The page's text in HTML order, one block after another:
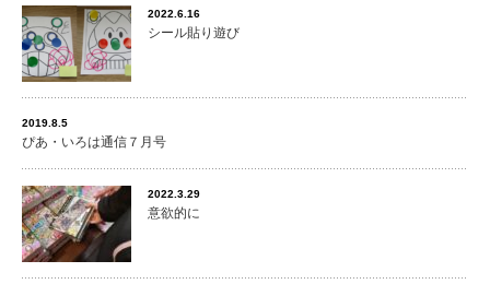
2022.6.16
シール貼り遊び
2019.8.5
ぴあ・いろは通信７月号
2022.3.29
意欲的に